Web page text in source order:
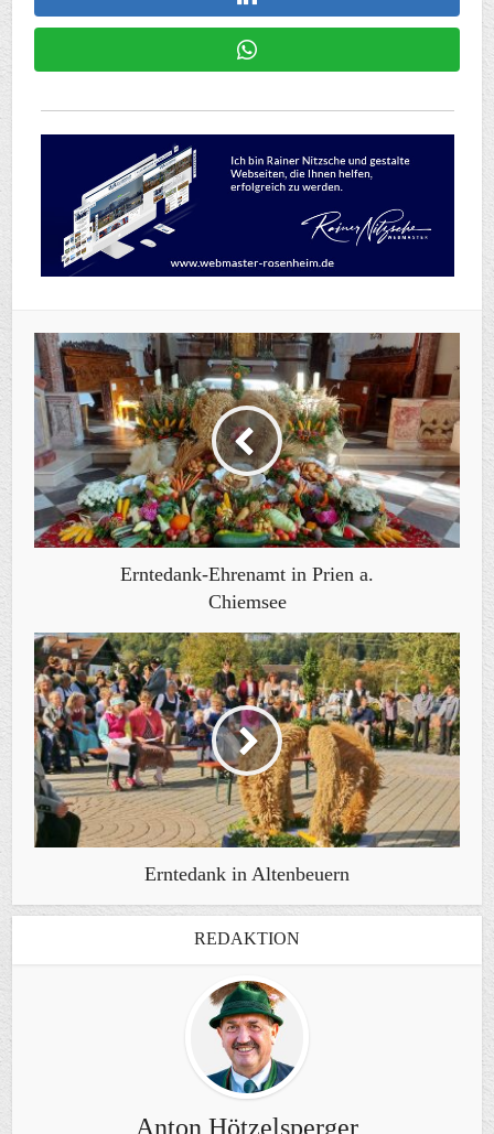
Erntedank-Ehrenamt in Prien a.
Chiemsee
Erntedank in Altenbeuern
REDAKTION
Anton Hötzelsperger